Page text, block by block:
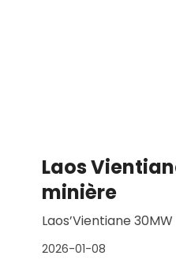
Laos
minière
Laos’Vientiane
2026-01-08